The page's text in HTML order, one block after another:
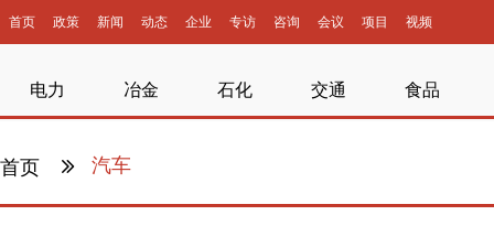
首页 政策 新闻 动态 企业 专访 咨询 会议 项目 视频
电力 冶金 石化 交通 食品
首页 汽车